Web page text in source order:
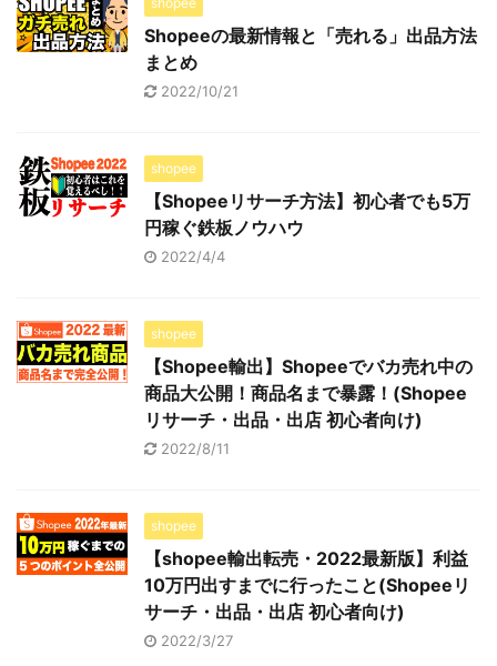
Shopeeの最新情報と「売れる」出品方法
まとめ
2022/10/21
shopee
【Shopeeリサーチ方法】初心者でも5万
円稼ぐ鉄板ノウハウ
2022/4/4
shopee
【Shopee輸出】Shopeeでバカ売れ中の
商品大公開！商品名まで暴露！(Shopee
リサーチ・出品・出店 初心者向け)
2022/8/11
shopee
【shopee輸出転売・2022最新版】利益
10万円出すまでに行ったこと(Shopeeリ
サーチ・出品・出店 初心者向け)
2022/3/27